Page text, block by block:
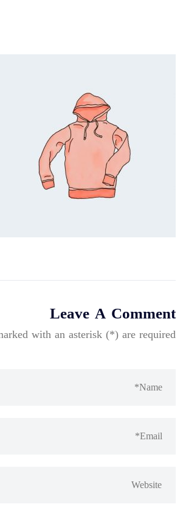
Leave A Comment
with an asterisk (*) are required